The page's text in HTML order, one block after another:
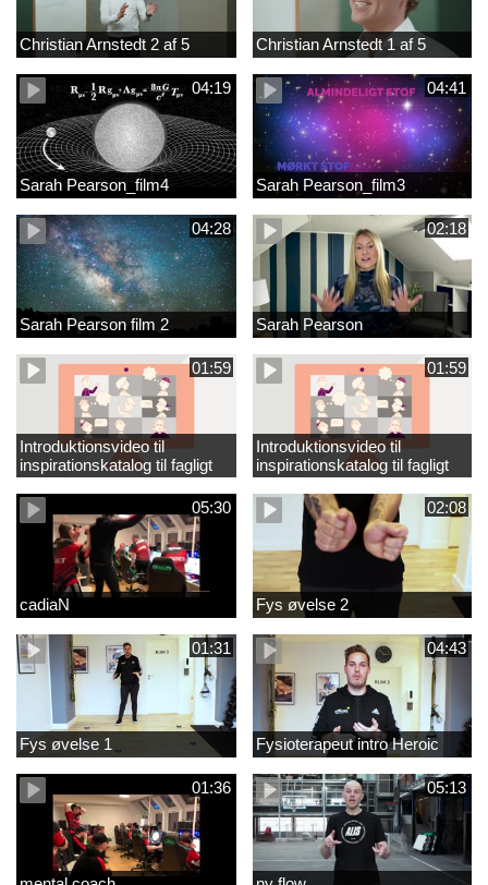
Christian Arnstedt 2 af 5 Christian Arnstedt 1 af 5
04:19
Sarah Pearson_film4
04:41
Sarah Pearson_film3
04:28
Sarah Pearson film 2
02:18
Sarah Pearson
01:59
Introduktionsvideo til
inspirationskatalog til fagligt
løft_tilrettet
01:59
Introduktionsvideo til
inspirationskatalog til fagligt
løft
05:30
cadiaN
02:08
Fys øvelse 2
01:31
Fys øvelse 1
04:43
Fysioterapeut intro Heroic
01:36 05:13